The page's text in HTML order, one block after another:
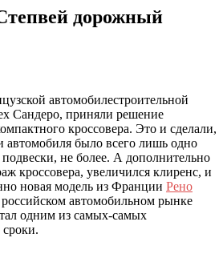
дорожный
автомобилестроительной
Сандеро, приняли решение
кроссовера. Это и сделали,
автомобиля было всего лишь одно
не более. А дополнительно
кроссовера, увеличился клиренс, и
новая модель из Франции Рено
автомобильном рынке
одним из самых-самых